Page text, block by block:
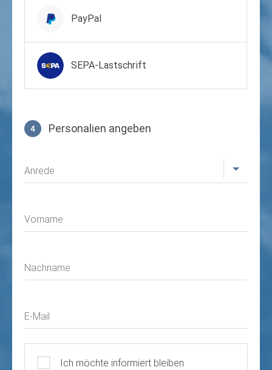
PayPal
SEPA-Lastschrift
4 Personalien angeben
Anrede
Vorname
Nachname
E-Mail
Ich möchte informiert bleiben